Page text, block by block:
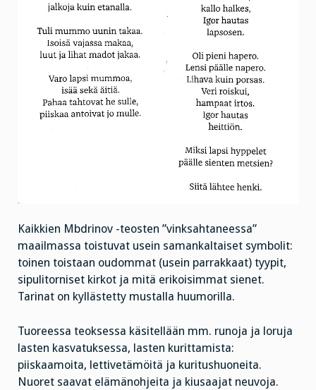
Kaikkien Mbdrinov -teosten ”vinksahtaneessa”
maailmassa toistuvat usein samankaltaiset symbolit:
toinen toistaan oudommat (usein parrakkaat) tyypit,
sipulitorniset kirkot ja mitä erikoisimmat sienet.
Tarinat on kyllästetty mustalla huumorilla.
Tuoreessa teoksessa käsitellään mm. runoja ja loruja
lasten kasvatuksessa, lasten kurittamista:
piiskaamoita, lettivetämöitä ja kuritushuoneita.
Nuoret saavat elämänohjeita ja kiusaajat neuvoja.